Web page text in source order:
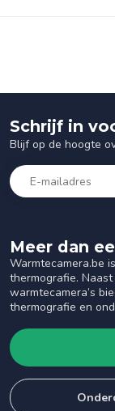
Meer dan
Warmtecamera.be
thermografie.
warmtecamera’s
thermografie en
Schrijf in
Blijf op de hoogte